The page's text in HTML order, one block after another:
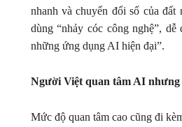
nhanh và chuyển đổi số của
dùng “nhảy cóc công nghệ”,
những ứng dụng AI hiện đại”.
Người Việt quan tâm AI nhưng
Mức độ quan tâm cao cũng đi